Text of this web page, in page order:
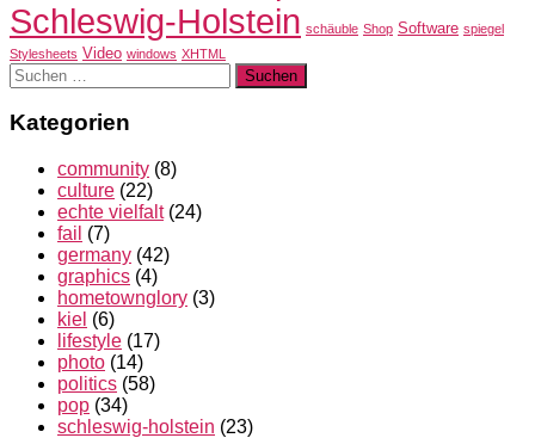
Schleswig-Holstein schäuble Shop Software spiegel
Stylesheets Video windows XHTML
Suchen
nach:
Kategorien
community (8)
culture (22)
echte vielfalt(24)
fail (7)
germany (42)
graphics (4)
hometownglory (3)
kiel (6)
lifestyle (17)
photo (14)
politics (58)
pop (34)
schleswig-holstein (23)